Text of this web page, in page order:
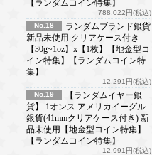
【ランダムコイン特集】
788,022円(税込)
No.18
ランダムブランド銀貨
新品未使用 クリアケース付き
【30g~1oz】x【1枚】【地金型コ
イン特集】【ランダムコイン特
集】
12,291円(税込)
No.19
【ランダムイヤー銀
貨】 1オンス アメリカイーグル
銀貨(41mmクリアケース付き) 新
品未使用【地金型コイン特集】
【ランダムコイン特集】
12,991円(税込)